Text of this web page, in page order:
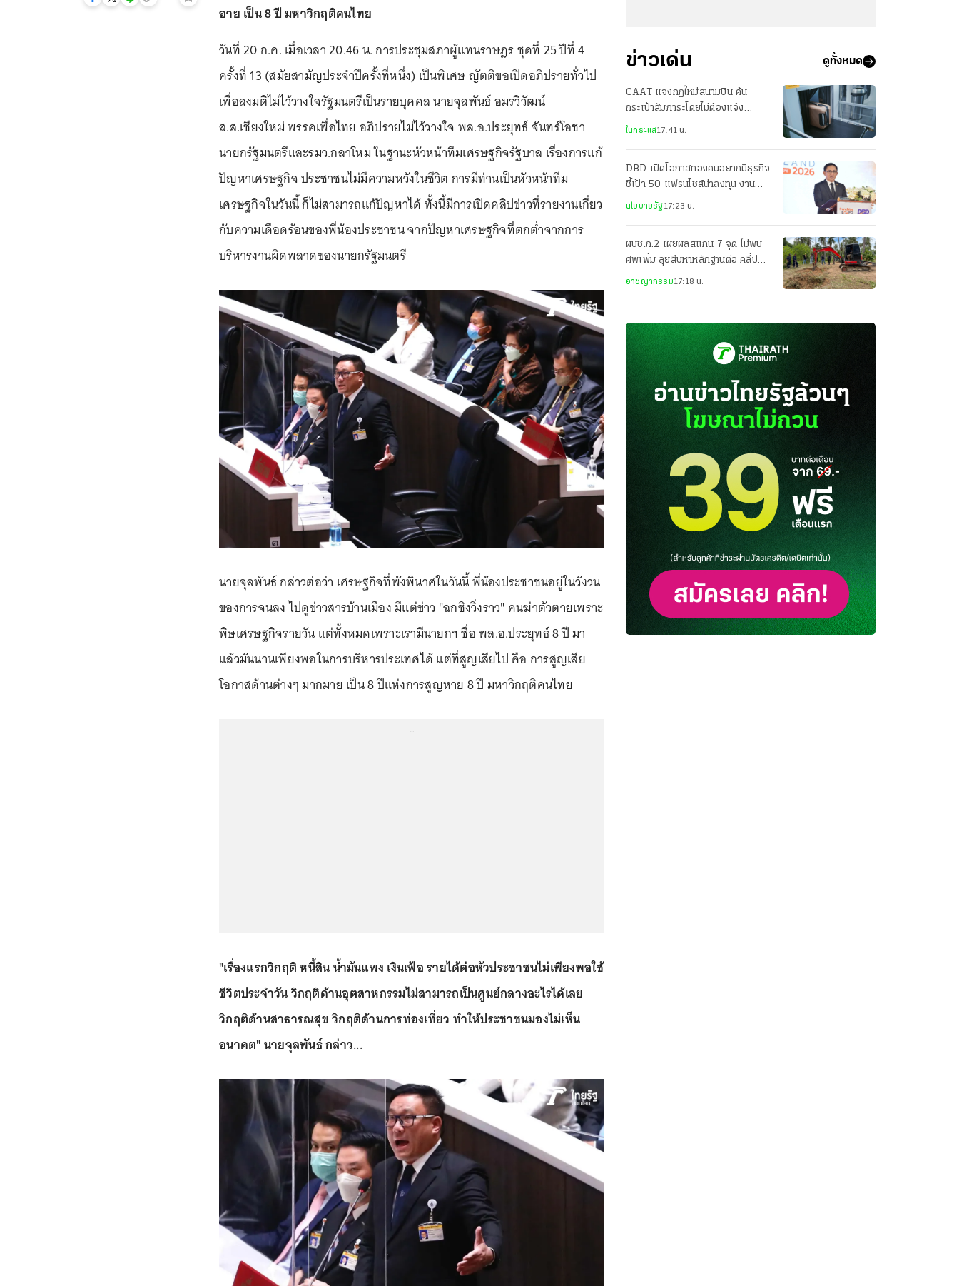
อาย เป็น 8 ปี มหาวิกฤติคนไทย
วันที่ 20 ก.ค. เมื่อเวลา 20.46 น. การประชุมสภาผู้แทนราษฎร ชุดที่ 25 ปีที่ 4
ครั้งที่ 13 (สมัยสามัญประจำปีครั้งที่หนึ่ง) เป็นพิเศษ ญัตติขอเปิดอภิปรายทั่วไป
เพื่อลงมติไม่ไว้วางใจรัฐมนตรีเป็นรายบุคคล นายจุลพันธ์ อมรวิวัฒน์
ส.ส.เชียงใหม่ พรรคเพื่อไทย อภิปรายไม่ไว้วางใจ พล.อ.ประยุทธ์ จันทร์โอชา
นายกรัฐมนตรีและรมว.กลาโหม ในฐานะหัวหน้าทีมเศรษฐกิจรัฐบาล เรื่องการแก้
ปัญหาเศรษฐกิจ ประชาชนไม่มีความหวังในชีวิต การมีท่านเป็นหัวหน้าทีม
เศรษฐกิจในวันนี้ ก็ไม่สามารถแก้ปัญหาได้ ทั้งนี้มีการเปิดคลิปข่าวที่รายงานเกี่ยว
กับความเดือดร้อนของพี่น้องประชาชน จากปัญหาเศรษฐกิจที่ตกต่ำจากการ
บริหารงานผิดพลาดของนายกรัฐมนตรี
นายจุลพันธ์ กล่าวต่อว่า เศรษฐกิจที่พังพินาศในวันนี้ พี่น้องประชาชนอยู่ในวังวน
ของการจนลง ไปดูข่าวสารบ้านเมือง มีแต่ข่าว "ฉกชิงวิ่งราว" คนฆ่าตัวตายเพราะ
พิษเศรษฐกิจรายวัน แต่ทั้งหมดเพราะเรามีนายกฯ ชื่อ พล.อ.ประยุทธ์ 8 ปี มา
แล้วมันนานเพียงพอในการบริหารประเทศได้ แต่ที่สูญเสียไป คือ การสูญเสีย
โอกาสด้านต่างๆ มากมาย เป็น 8 ปีแห่งการสูญหาย 8 ปี มหาวิกฤติคนไทย
"เรื่องแรกวิกฤติ หนี้สิน น้ำมันแพง เงินเฟ้อ รายได้ต่อหัวประชาชนไม่เพียงพอใช้
ชีวิตประจำวัน วิกฤติด้านอุตสาหกรรมไม่สามารถเป็นศูนย์กลางอะไรได้เลย
วิกฤติด้านสาธารณสุข วิกฤติด้านการท่องเที่ยว ทำให้ประชาชนมองไม่เห็น
อนาคต" นายจุลพันธ์ กล่าว...
ข่าวเด่น ดูทั้งหมด
CAAT แจงกฎใหม่สนามบิน ค้น
กระเป๋าสัมภาระโดยไม่ต้องแจ้ง
เจ้าของ เริ่ม 16 ต.ค. 69
ในกระแส17:41 น.
DBD เปิดโอกาสทองคนอยากมีธุรกิจ
ชี้เป้า 50 แฟรนไชส์น่าลงทุน งาน
Franchise Expo Thailand
นโยบายรัฐ17:23 น.
ผบช.ภ.2 เผยผลสแกน 7 จุด ไม่พบ
ศพเพิ่ม ลุยสืบหาหลักฐานต่อ คลี่ปม
อาชญากรรม17:18 น.